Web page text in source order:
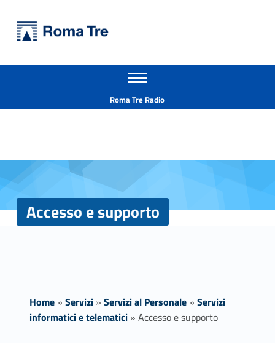
Accesso e supporto - Università Roma Tre
Apri il menu secondario
Roma Tre Radio
Accesso e supporto
Home» Servizi» Servizi al Personale» Servizi
informatici e telematici» Accesso e supporto